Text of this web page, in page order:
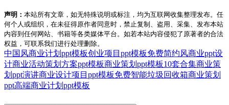
声明： 本站所有文章，如无特殊说明或标注，均为互联网收集整理发布。任
何个人或组织，在未征得原作者同意时，禁止复制、盗用、采集、发布本站
内容到任何网站、书籍等各类媒体平台。如若本站内容侵犯了原著者的合法
权益，可联系我们进行处理删除。
中国风商业计划ppt模板创业项目ppt模板免费简约风商业ppt设
计商业活动策划方案ppt模板商业策划ppt模板10套合集商业策
划ppt演讲商业设计项目ppt模板免费智能垃圾回收箱商业策划
ppt高端商业计划ppt模板